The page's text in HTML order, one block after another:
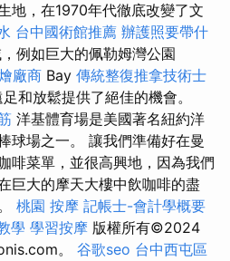
地，在1970年代徹底改變了文
台中國術館推薦 辦護照要帶什
例如巨大的佩勒姆灣公園
廠商 Bay 傳統整復推拿技術士
和放鬆提供了絕佳的機會。
洋基體育場是美國著名紐約洋
球場之一。 讓我們準備好在曼
啡菜單，並很高興地，因為我們
巨大的摩天大樓中飲咖啡的盡
桃園 按摩 記帳士-會計學概要
學 學習按摩 版權所有©2024
。 谷歌seo 台中西屯區